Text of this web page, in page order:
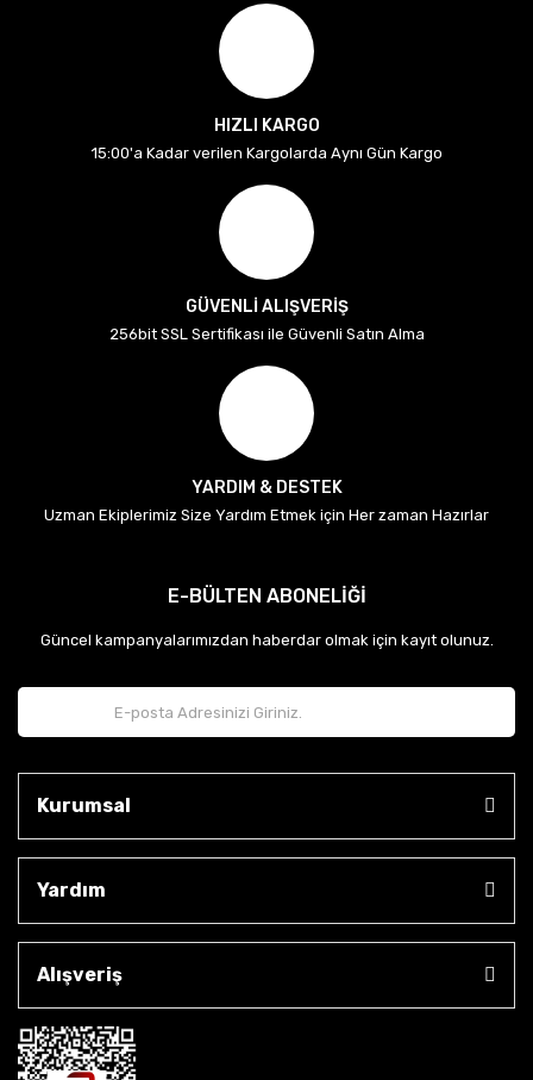
HIZLI KARGO
15:00'a Kadar verilen Kargolarda Aynı Gün Kargo
GÜVENLİ ALIŞVERİŞ
256bit SSL Sertifikası ile Güvenli Satın Alma
YARDIM & DESTEK
Uzman Ekiplerimiz Size Yardım Etmek için Her zaman Hazırlar
E-BÜLTEN ABONELİĞİ
Güncel kampanyalarımızdan haberdar olmak için kayıt olunuz.
Kurumsal
Yardım
Alışveriş